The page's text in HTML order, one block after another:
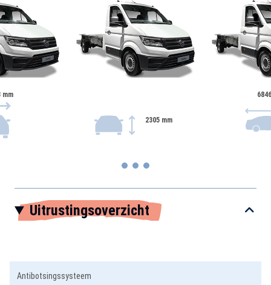
mm
2305 mm
Uitrustingsoverzicht
Antibotsingssysteem